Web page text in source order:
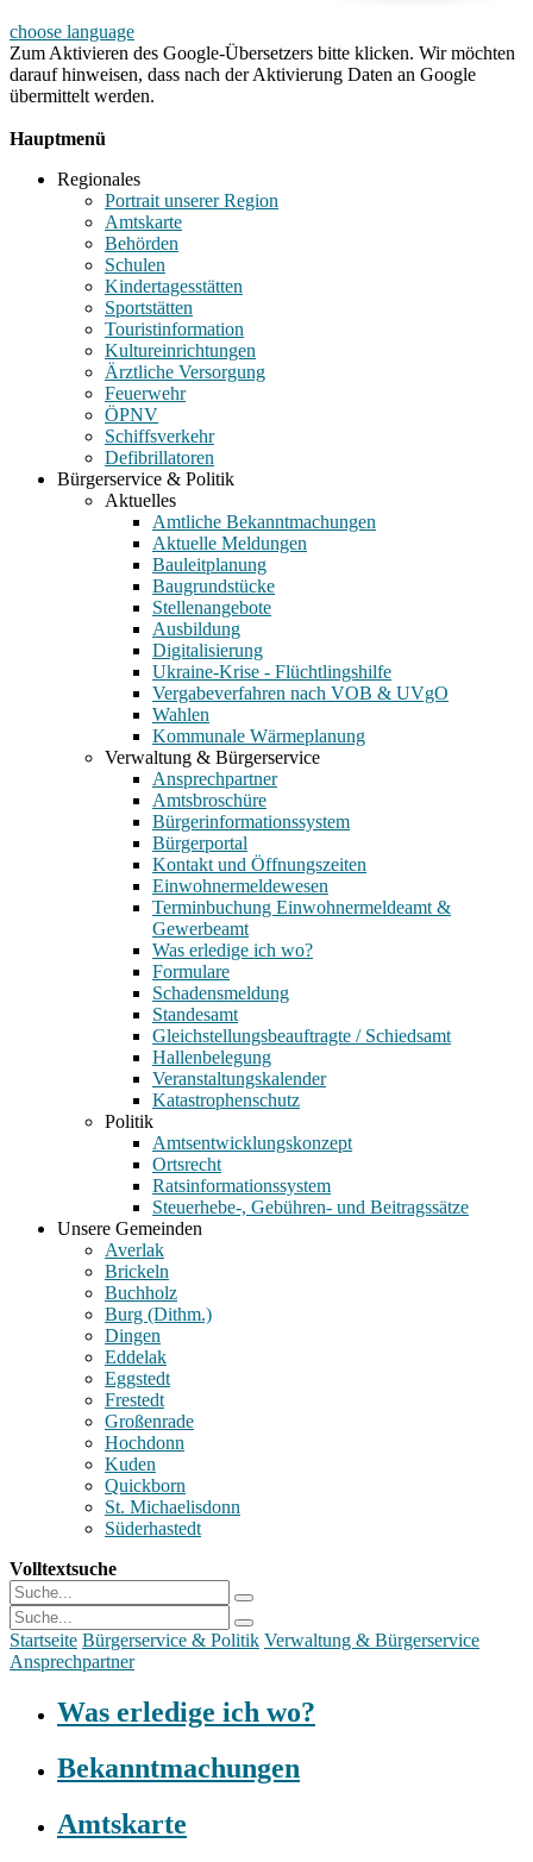
choose language
Zum Aktivieren des Google-Übersetzers bitte klicken. Wir möchten
darauf hinweisen, dass nach der Aktivierung Daten an Google
übermittelt werden.
Hauptmenü
Regionales
Portrait unserer Region
Amtskarte
Behörden
Schulen
Kindertagesstätten
Sportstätten
Touristinformation
Kultureinrichtungen
Ärztliche Versorgung
Feuerwehr
ÖPNV
Schiffsverkehr
Defibrillatoren
Bürgerservice & Politik
Aktuelles
Amtliche Bekanntmachungen
Aktuelle Meldungen
Bauleitplanung
Baugrundstücke
Stellenangebote
Ausbildung
Digitalisierung
Ukraine-Krise - Flüchtlingshilfe
Vergabeverfahren nach VOB & UVgO
Wahlen
Kommunale Wärmeplanung
Verwaltung & Bürgerservice
Ansprechpartner
Amtsbroschüre
Bürgerinformationssystem
Bürgerportal
Kontakt und Öffnungszeiten
Einwohnermeldewesen
Terminbuchung Einwohnermeldeamt &
Gewerbeamt
Was erledige ich wo?
Formulare
Schadensmeldung
Standesamt
Gleichstellungsbeauftragte / Schiedsamt
Hallenbelegung
Veranstaltungskalender
Katastrophenschutz
Politik
Amtsentwicklungskonzept
Ortsrecht
Ratsinformationssystem
Steuerhebe-, Gebühren- und Beitragssätze
Unsere Gemeinden
Averlak
Brickeln
Buchholz
Burg (Dithm.)
Dingen
Eddelak
Eggstedt
Frestedt
Großenrade
Hochdonn
Kuden
Quickborn
St. Michaelisdonn
Süderhastedt
Volltextsuche
Startseite Bürgerservice & Politik Verwaltung & Bürgerservice
Ansprechpartner
Was erledige ich wo?
Bekanntmachungen
Amtskarte